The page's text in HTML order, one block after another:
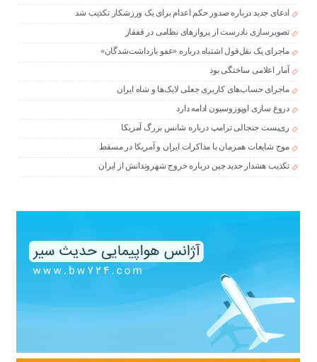
ادعای جدید درباره صدور حکم اعدام برای یک ورزشکار تکذیب شد
تصویرسازی نادرست از پروازهای نظامی در قفقاز
ماجرای یک نقل‌قول اشتباه درباره «عفو بازداشت‌شدگان»
آمار اعلامی ساختگی بود
ماجرای حساب‌های کاربری جعلی لایک‌ها و شاه ایران
دروغ سازی اوپوزوسیون ادامه دارد
ری‌پست جنجالی ترامپ درباره شانس بزرگ آمریکا
موج شایعات همزمان با مذاکرات ایران و آمریکا در مسقط
تکذیب هشدار جدید چین درباره خروج شهروندانش از ایران